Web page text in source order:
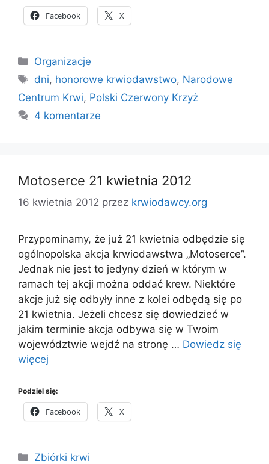
Facebook X
Kategorie
Organizacje
Tagi
dni, honorowe krwiodawstwo, Narodowe
Centrum Krwi, Polski Czerwony Krzyż
4 komentarze
Motoserce 21 kwietnia 2012
16 kwietnia 2012 przez krwiodawcy.org
Przypominamy, że już 21 kwietnia odbędzie się
ogólnopolska akcja krwiodawstwa „Motoserce”.
Jednak nie jest to jedyny dzień w którym w
ramach tej akcji można oddać krew. Niektóre
akcje już się odbyły inne z kolei odbędą się po
21 kwietnia. Jeżeli chcesz się dowiedzieć w
jakim terminie akcja odbywa się w Twoim
województwie wejdź na stronę … Dowiedz się
więcej
Podziel się:
Facebook X
Kategorie
Zbiórki krwi